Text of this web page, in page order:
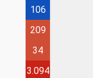
106
209
34
3.094